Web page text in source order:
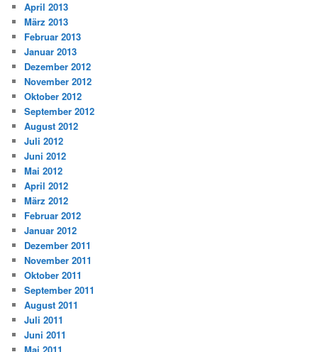
April 2013
März 2013
Februar 2013
Januar 2013
Dezember 2012
November 2012
Oktober 2012
September 2012
August 2012
Juli 2012
Juni 2012
Mai 2012
April 2012
März 2012
Februar 2012
Januar 2012
Dezember 2011
November 2011
Oktober 2011
September 2011
August 2011
Juli 2011
Juni 2011